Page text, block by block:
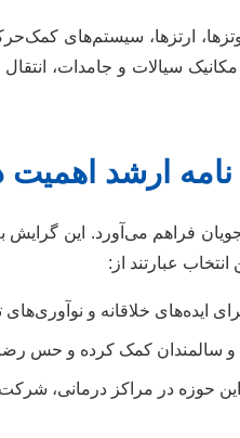
ارتزها، سیستم‌های
سیالات و جامدات،
ارشد اهمیت
فراهم می‌آورد. این گرایش
عبارتند از:
ایده‌های خلاقانه و
و سالمندان کمک کرده و حس
حوزه در مراکز درمانی،